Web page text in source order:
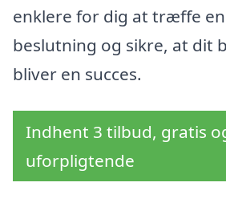
enklere for dig at træffe
beslutning og sikre, at dit
bliver en succes.
Indhent 3 tilbud, gratis
uforpligtende